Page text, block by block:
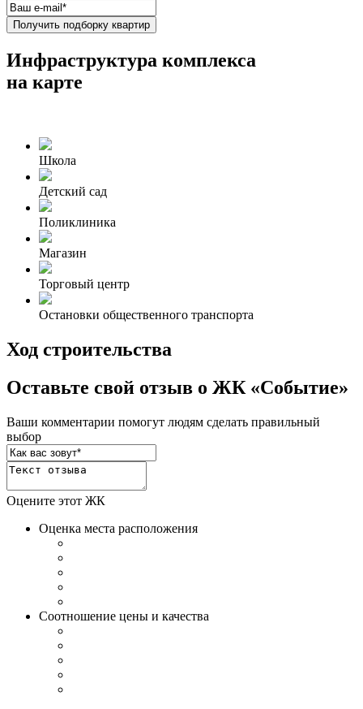
Получить подборку квартир
Инфраструктура комплекса
на карте
Школа
Детский сад
Поликлиника
Магазин
Торговый центр
Остановки общественного транспорта
Ход строительства
Оставьте свой отзыв о ЖК «Событие»
Ваши комментарии помогут людям сделать правильный
выбор
Оцените этот ЖК
Оценка места расположения
Соотношение цены и качества